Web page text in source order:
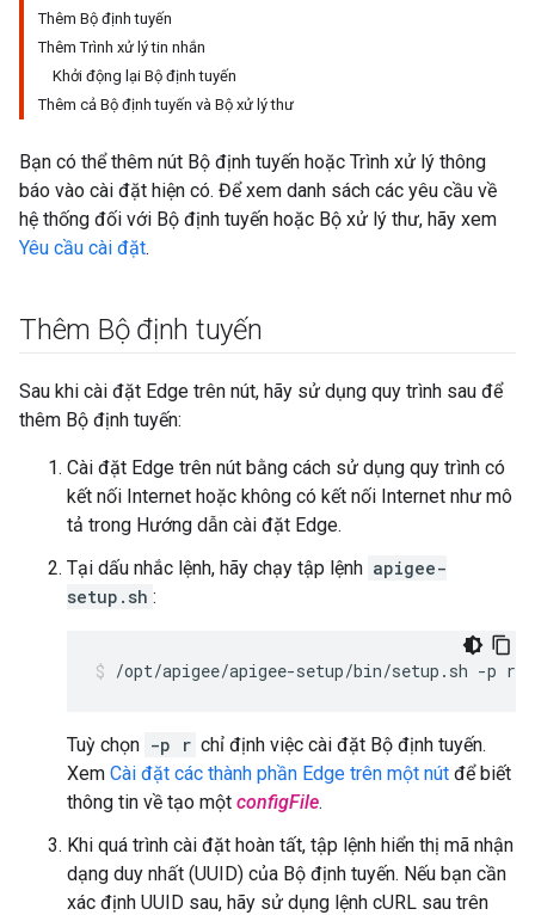
Thêm Bộ định tuyến
Thêm Trình xử lý tin nhắn
Khởi động lại Bộ định tuyến
Thêm cả Bộ định tuyến và Bộ xử lý thư
Bạn có thể thêm nút Bộ định tuyến hoặc Trình xử lý thông
báo vào cài đặt hiện có. Để xem danh sách các yêu cầu về
hệ thống đối với Bộ định tuyến hoặc Bộ xử lý thư, hãy xem
Yêu cầu cài đặt.
Thêm Bộ định tuyến
Sau khi cài đặt Edge trên nút, hãy sử dụng quy trình sau để
thêm Bộ định tuyến:
Cài đặt Edge trên nút bằng cách sử dụng quy trình có
kết nối Internet hoặc không có kết nối Internet như mô
tả trong Hướng dẫn cài đặt Edge.
Tại dấu nhắc lệnh, hãy chạy tập lệnh apigee-
setup.sh :
/opt/apigee/apigee-setup/bin/setup.sh -p
Tuỳ chọn -p r chỉ định việc cài đặt Bộ định tuyến.
Xem Cài đặt các thành phần Edge trên một nút để biết
thông tin về tạo một configFile.
Khi quá trình cài đặt hoàn tất, tập lệnh hiển thị mã nhận
dạng duy nhất (UUID) của Bộ định tuyến. Nếu bạn cần
xác định UUID sau, hãy sử dụng lệnh cURL sau trên